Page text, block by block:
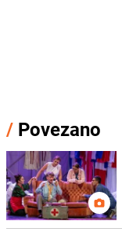
/ Povezano